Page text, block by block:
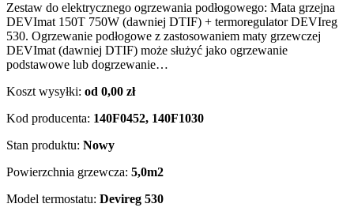
Zestaw do elektrycznego ogrzewania podłogowego: Mata grzejna
DEVImat 150T 750W (dawniej DTIF) + termoregulator DEVIreg
530. Ogrzewanie podłogowe z zastosowaniem maty grzewczej
DEVImat (dawniej DTIF) może służyć jako ogrzewanie
podstawowe lub dogrzewanie…
Koszt wysyłki: od 0,00 zł
Kod producenta: 140F0452, 140F1030
Stan produktu: Nowy
Powierzchnia grzewcza: 5,0m2
Model termostatu: Devireg 530